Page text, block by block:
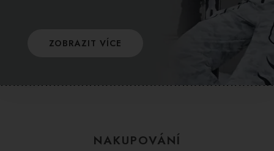
ZOBRAZIT VÍCE
NAKUPOVÁNÍ